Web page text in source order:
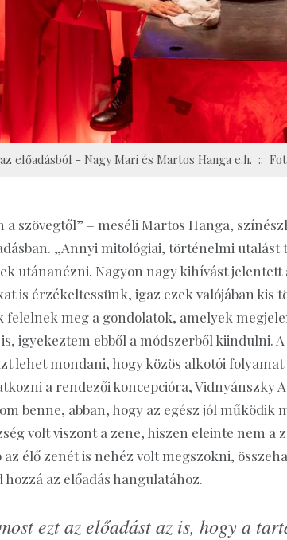
előadásból - Nagy Mari és Martos Hanga e.h. ::
a szövegtől” – meséli Martos Hanga,
„Annyi mitológiai, történelmi
utánanézni. Nagyon nagy kihívást
is érzékeltessünk, igaz ezek valójában kis
meg a gondolatok, amelyek
igyekeztem ebből a módszerből kiindulni.
lehet mondani, hogy közös alkotói
a rendezői koncepcióra, Vidnyánszky
benne, abban, hogy az egész jól működik
volt viszont a zene, hiszen eleinte nem
élő zenét is nehéz volt megszokni,
az előadás hangulatához.
ezt az előadást az is, hogy a